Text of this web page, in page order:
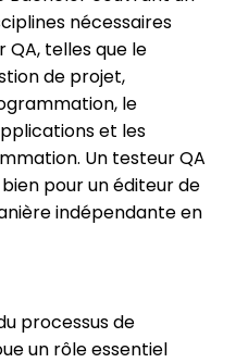
nécessaires
telles que le
de projet,
le
et les
Un testeur QA
pour un éditeur de
indépendante en
processus de
un rôle essentiel